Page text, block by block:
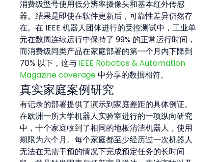
消费级型号使用低分辨率摄像头和基本红外传感
器。结果是即使在软件更新后，可靠性差异仍然存
在。在 IEEE 机器人团体进行的受控测试中，工业单
元在数周连续运行中保持了 99% 的正常运行时间，
而消费级同类产品在家庭部署的第一个月内下降到
70% 以下，这与 IEEE Robotics & Automation
Magazine coverage 中分享的数据相符。
真实家庭案例研究
有记录的部署提供了演示到家庭差距的具体例证。
在欧洲一所大学机器人实验室进行的一项纵向研究
中，十个家庭收到了相同的地板清洁机器人，使用
期限为六个月。每个家庭都至少经历过一次机器人
无法在无需干预的情况下完成预定任务的长时间